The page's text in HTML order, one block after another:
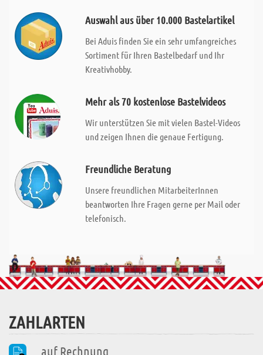
Auswahl aus über 10.000 Bastelartikel
Bei Aduis finden Sie ein sehr umfangreiches
Sortiment für Ihren Bastelbedarf und Ihr
Kreativhobby.
Mehr als 70 kostenlose Bastelvideos
Wir unterstützen Sie mit vielen Bastel-Videos
und zeigen Ihnen die genaue Fertigung.
Freundliche Beratung
Unsere freundlichen MitarbeiterInnen
beantworten Ihre Fragen gerne per Mail oder
telefonisch.
ZAHLARTEN
auf Rechnung